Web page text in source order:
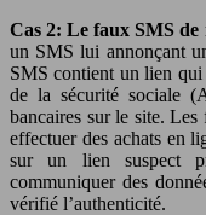
Cas 2: Le faux SMS
un SMS lui annonçant
SMS contient un lien
de la sécurité sociale
bancaires sur le site. Les
effectuer des achats en
sur un lien suspect
communiquer des
vérifié l’authenticité.